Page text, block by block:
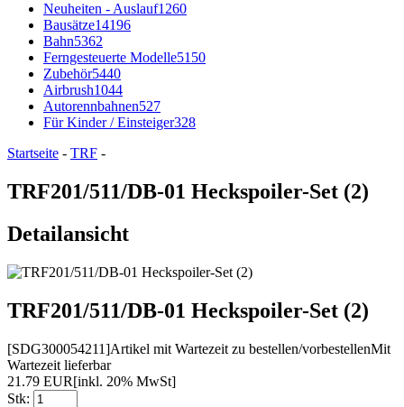
Neuheiten - Auslauf1260
Bausätze14196
Bahn5362
Ferngesteuerte Modelle5150
Zubehör5440
Airbrush1044
Autorennbahnen527
Für Kinder / Einsteiger328
Startseite - TRF -
TRF201/511/DB-01 Heckspoiler-Set (2)
Detailansicht
TRF201/511/DB-01 Heckspoiler-Set (2)
[SDG300054211]Artikel mit Wartezeit zu bestellen/vorbestellenMit
Wartezeit lieferbar
21.79 EUR[inkl. 20% MwSt]
Stk: